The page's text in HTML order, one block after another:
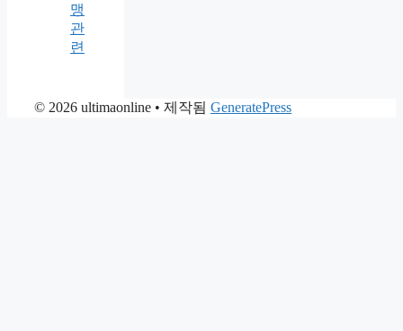
맹
관
련
© 2026 ultimaonline • 제작됨 GeneratePress